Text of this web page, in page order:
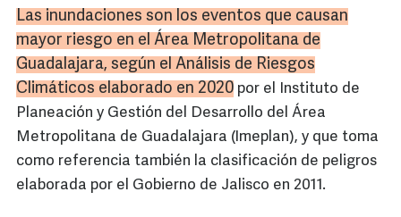
Las inundaciones son los eventos que causan
mayor riesgo en el Área Metropolitana de
Guadalajara, según el Análisis de Riesgos
Climáticos elaborado en 2020 por el Instituto de
Planeación y Gestión del Desarrollo del Área
Metropolitana de Guadalajara (Imeplan), y que toma
como referencia también la clasificación de peligros
elaborada por el Gobierno de Jalisco en 2011.